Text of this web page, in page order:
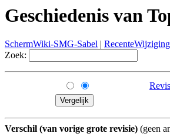
Geschiedenis van
SchermWiki-SMG-Sabel |
Zoek:
Verschil (van vorige grote revisie) (geen